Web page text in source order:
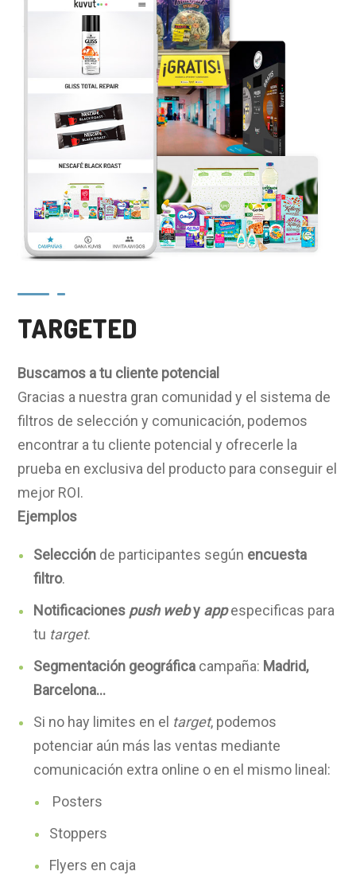
TARGETED
Buscamos a tu cliente potencial
Gracias a nuestra gran comunidad y el sistema de
filtros de selección y comunicación, podemos
encontrar a tu cliente potencial y ofrecerle la
prueba en exclusiva del producto para conseguir el
mejor ROI.
Ejemplos
Selección de participantes según encuesta
filtro.
Notificaciones push weby appespecificas para
tu target.
Segmentación geográfica campaña: Madrid,
Barcelona…
Si no hay limites en el target, podemos
potenciar aún más las ventas mediante
comunicación extra online o en el mismo lineal:
Posters
Stoppers
Flyers en caja